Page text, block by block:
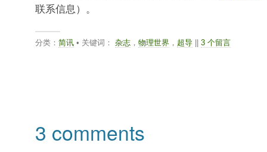
联系信息）。
分类： 简讯• 关键词： 杂志， 物理世界 ， 超导|| 3 个留言
3 comments